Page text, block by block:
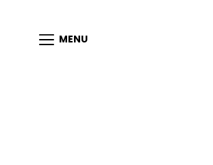
MENU